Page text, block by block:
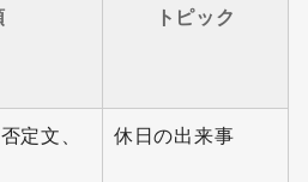
トピック
定文、
休日の出来事